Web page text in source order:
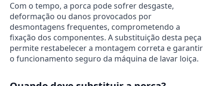
Com o tempo, a porca pode sofrer desgaste,
deformação ou danos provocados por
desmontagens frequentes, comprometendo a
fixação dos componentes. A substituição desta peça
permite restabelecer a montagem correta e garantir
o funcionamento seguro da máquina de lavar loiça.